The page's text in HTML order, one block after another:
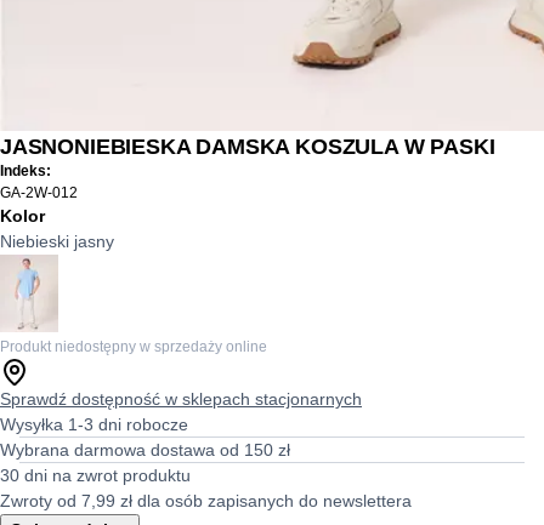
JASNONIEBIESKA DAMSKA KOSZULA W PASKI
Indeks:
GA-2W-012
Kolor
Niebieski jasny
Produkt niedostępny w sprzedaży online
Sprawdź dostępność w sklepach stacjonarnych
Wysyłka 1-3 dni robocze
Wybrana darmowa dostawa od 150 zł
30 dni na zwrot produktu
Zwroty od 7,99 zł dla osób zapisanych do newslettera